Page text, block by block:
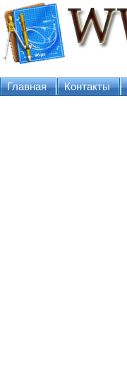
Главная Контакты